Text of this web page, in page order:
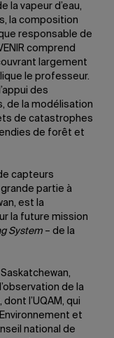
la vapeur d’eau,
la composition
responsable de
comprend
largement
le professeur.
des
de la modélisation
de catastrophes
de forêt et
capteurs
partie à
est la
la future mission
System – de la
de la
l’UQAM, qui
et
national de